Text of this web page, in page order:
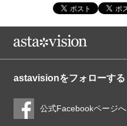
astavisionをフォローする
公式Facebookページへ